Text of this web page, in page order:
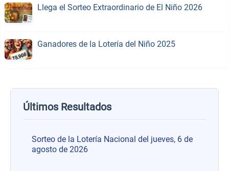
Llega el Sorteo Extraordinario de El Niño 2026
Ganadores de la Lotería del Niño 2025
Últimos Resultados
Sorteo de la Lotería Nacional del jueves, 6 de
agosto de 2026